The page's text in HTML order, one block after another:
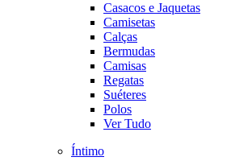
Casacos e Jaquetas
Camisetas
Calças
Bermudas
Camisas
Regatas
Suéteres
Polos
Ver Tudo
Íntimo